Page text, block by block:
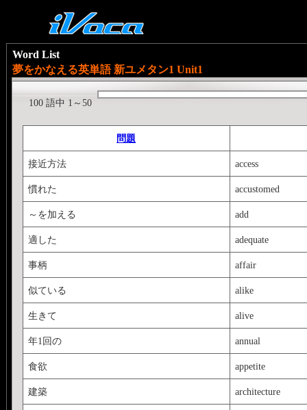
Word List
夢をかなえる英単語 新ユメタン1 Unit1
100 語中 1～50
問題
接近方法 access
慣れた accustomed
～を加える add
適した adequate
事柄 affair
似ている alike
生きて alive
年1回の annual
食欲 appetite
建築 architecture